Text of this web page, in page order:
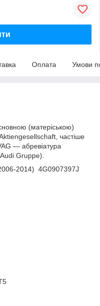
Оплата Умови
(матеріською)
частіше
— абревіатура
Gruppe).
2014) 4G0907397J